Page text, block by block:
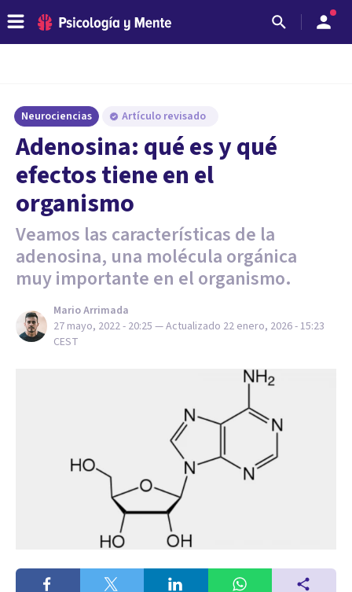
Neurociencias Artículo revisado
Adenosina: qué es y qué
efectos tiene en el
organismo
Veamos las características de la
adenosina, una molécula orgánica
muy importante en el organismo.
Mario Arrimada
27 mayo, 2022 - 20:25 — Actualizado 22 enero, 2026 - 15:23
CEST